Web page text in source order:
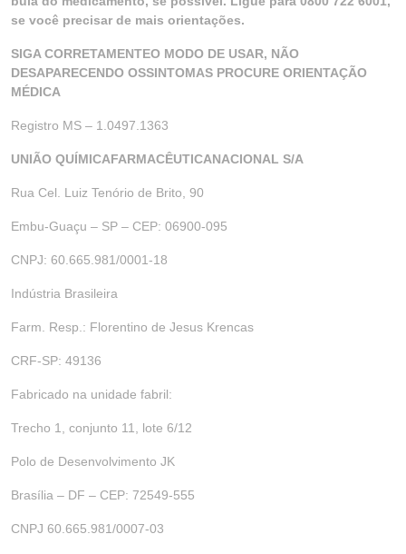
se você precisar de mais orientações.
SIGA CORRETAMENTEO MODO DE USAR, NÃO
DESAPARECENDO OSSINTOMAS PROCURE ORIENTAÇÃO
MÉDICA
Registro MS – 1.0497.1363
UNIÃO QUÍMICAFARMACÊUTICANACIONAL S/A
Rua Cel. Luiz Tenório de Brito, 90
Embu-Guaçu – SP – CEP: 06900-095
CNPJ: 60.665.981/0001-18
Indústria Brasileira
Farm. Resp.: Florentino de Jesus Krencas
CRF-SP: 49136
Fabricado na unidade fabril:
Trecho 1, conjunto 11, lote 6/12
Polo de Desenvolvimento JK
Brasília – DF – CEP: 72549-555
CNPJ 60.665.981/0007-03